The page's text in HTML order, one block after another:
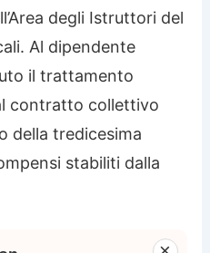
degli Istruttori del
Al dipendente
il trattamento
contratto collettivo
della tredicesima
stabiliti dalla